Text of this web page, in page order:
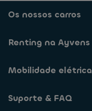
Os nossos carros
Renting na Ayvens
Mobilidade elétrica
Suporte & FAQ